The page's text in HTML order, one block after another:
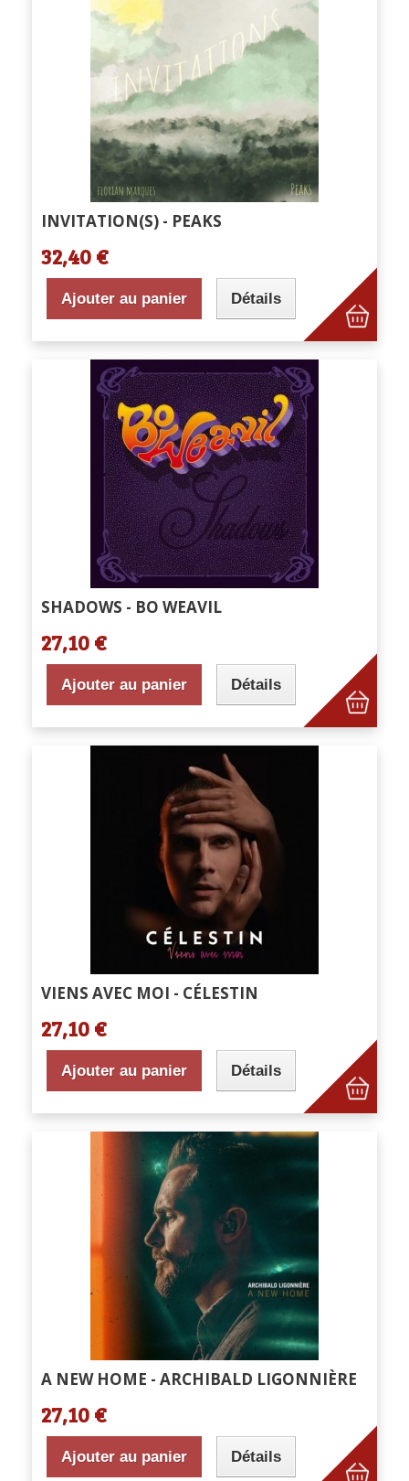
INVITATION(S) - PEAKS
32,40 €
Ajouter au panier Détails
SHADOWS - BO WEAVIL
27,10 €
Ajouter au panier Détails
VIENS AVEC MOI - CÉLESTIN
27,10 €
Ajouter au panier Détails
A NEW HOME - ARCHIBALD LIGONNIÈRE
27,10 €
Ajouter au panier Détails